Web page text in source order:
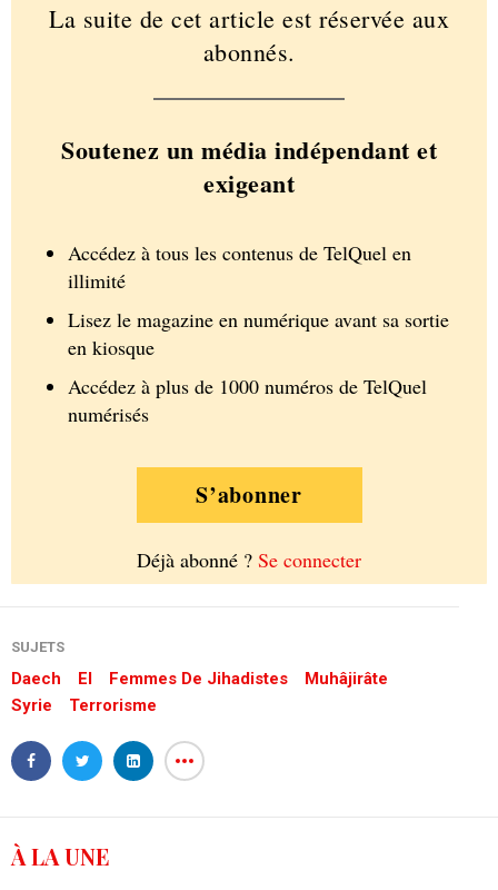
La suite de cet article est réservée aux
abonnés.
Soutenez un média indépendant et
exigeant
Accédez à tous les contenus de TelQuel en
illimité
Lisez le magazine en numérique avant sa sortie
en kiosque
Accédez à plus de 1000 numéros de TelQuel
numérisés
S’abonner
Déjà abonné ? Se connecter
SUJETS
Daech EI Femmes De Jihadistes
Muhâjirâte
Syrie
Terrorisme
À LA UNE